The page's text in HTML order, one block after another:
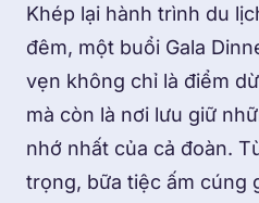
Khép lại hành trình du
đêm, một buổi Gala
vẹn không chỉ là điểm
mà còn là nơi lưu giữ
nhớ nhất của cả đoàn.
trọng, bữa tiệc ấm cúng